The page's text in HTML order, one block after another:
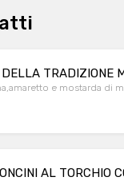
TRADIZIONE
e mostarda di
AL TORCHIO